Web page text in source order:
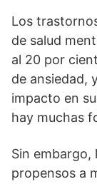
Los
de salud
al 20 por
de ansiedad,
impacto en
hay muchas
Sin embargo,
propensos a